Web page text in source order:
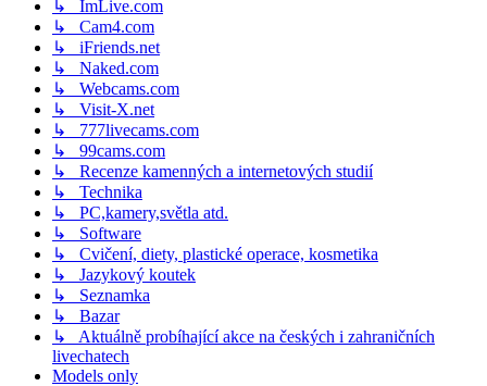
↳ ImLive.com
↳ Cam4.com
↳ iFriends.net
↳ Naked.com
↳ Webcams.com
↳ Visit-X.net
↳ 777livecams.com
↳ 99cams.com
↳ Recenze kamenných a internetových studií
↳ Technika
↳ PC,kamery,světla atd.
↳ Software
↳ Cvičení, diety, plastické operace, kosmetika
↳ Jazykový koutek
↳ Seznamka
↳ Bazar
↳ Aktuálně probíhající akce na českých i zahraničních
livechatech
Models only